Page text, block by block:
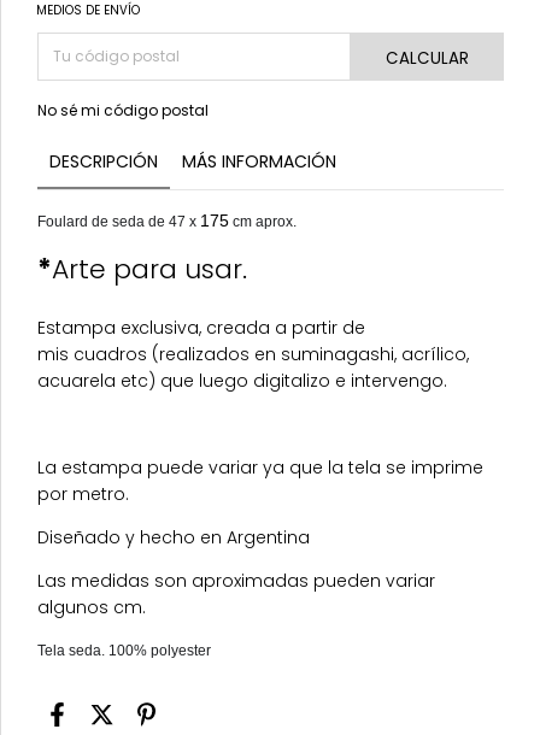
MEDIOS DE ENVÍO
CALCULAR
No sé mi código postal
DESCRIPCIÓN MÁS INFORMACIÓN
Foulard de seda de 47 x 175 cm aprox.
*Arte para usar.
Estampa exclusiva, creada a partir de
mis cuadros (realizados en suminagashi, acrílico,
acuarela etc) que luego digitalizo e intervengo.
La estampa puede variar ya que la tela se imprime
por metro.
Diseñado y hecho en Argentina
Las medidas son aproximadas pueden variar
algunos cm.
Tela seda. 100% polyester